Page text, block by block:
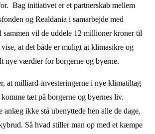
Bag initiativet er et partnerskab mellem
og Realdania i samarbejde med
sammen vil de uddele 12 millioner kroner til
at det både er muligt at klimasikre og
nye værdier for borgerne og byerne.
at milliard-investeringerne i nye klimatiltag
tæt på borgerne og byernes liv.
anlæg ikke stå ubenyttede hen alle de dage,
Så hvad stiller man op med et kæmpe